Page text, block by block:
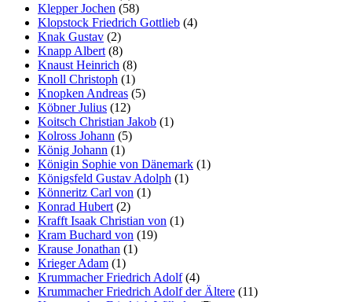
Klepper Jochen (58)
Klopstock Friedrich Gottlieb (4)
Knak Gustav (2)
Knapp Albert (8)
Knaust Heinrich (8)
Knoll Christoph (1)
Knopken Andreas (5)
Köbner Julius (12)
Koitsch Christian Jakob (1)
Kolross Johann (5)
König Johann (1)
Königin Sophie von Dänemark (1)
Königsfeld Gustav Adolph (1)
Könneritz Carl von (1)
Konrad Hubert (2)
Krafft Isaak Christian von (1)
Kram Buchard von (19)
Krause Jonathan (1)
Krieger Adam (1)
Krummacher Friedrich Adolf(4)
Krummacher Friedrich Adolf der Ältere (11)